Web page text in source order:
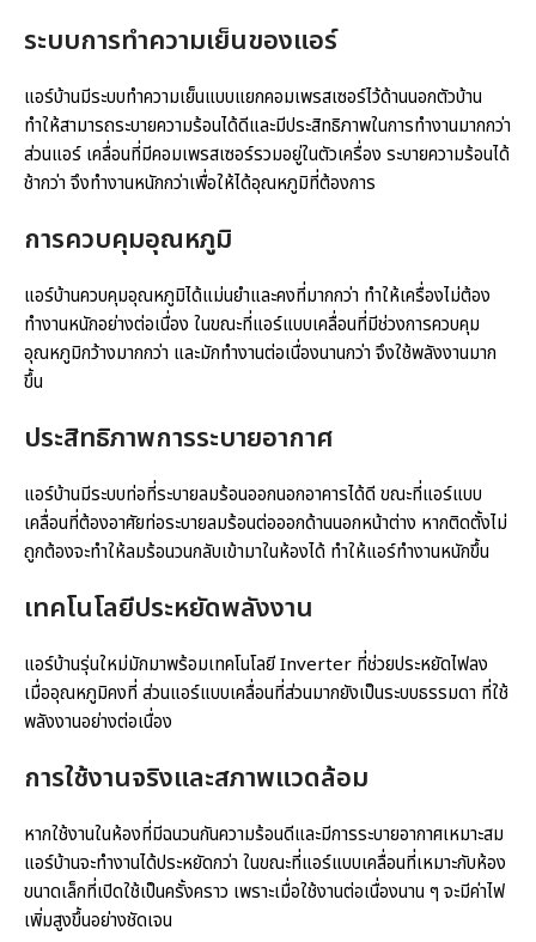
ระบบการทำความเย็นของแอร์
แอร์บ้านมีระบบทำความเย็นแบบแยกคอมเพรสเซอร์ไว้ด้านนอกตัวบ้าน
ทำให้สามารถระบายความร้อนได้ดีและมีประสิทธิภาพในการทำงานมากกว่า
ส่วนแอร์ เคลื่อนที่มีคอมเพรสเซอร์รวมอยู่ในตัวเครื่อง ระบายความร้อนได้
ช้ากว่า จึงทำงานหนักกว่าเพื่อให้ได้อุณหภูมิที่ต้องการ
การควบคุมอุณหภูมิ
แอร์บ้านควบคุมอุณหภูมิได้แม่นยำและคงที่มากกว่า ทำให้เครื่องไม่ต้อง
ทำงานหนักอย่างต่อเนื่อง ในขณะที่แอร์แบบเคลื่อนที่มีช่วงการควบคุม
อุณหภูมิกว้างมากกว่า และมักทำงานต่อเนื่องนานกว่า จึงใช้พลังงานมาก
ขึ้น
ประสิทธิภาพการระบายอากาศ
แอร์บ้านมีระบบท่อที่ระบายลมร้อนออกนอกอาคารได้ดี ขณะที่แอร์แบบ
เคลื่อนที่ต้องอาศัยท่อระบายลมร้อนต่อออกด้านนอกหน้าต่าง หากติดตั้งไม่
ถูกต้องจะทำให้ลมร้อนวนกลับเข้ามาในห้องได้ ทำให้แอร์ทำงานหนักขึ้น
เทคโนโลยีประหยัดพลังงาน
แอร์บ้านรุ่นใหม่มักมาพร้อมเทคโนโลยี Inverter ที่ช่วยประหยัดไฟลง
เมื่ออุณหภูมิคงที่ ส่วนแอร์แบบเคลื่อนที่ส่วนมากยังเป็นระบบธรรมดา ที่ใช้
พลังงานอย่างต่อเนื่อง
การใช้งานจริงและสภาพแวดล้อม
หากใช้งานในห้องที่มีฉนวนกันความร้อนดีและมีการระบายอากาศเหมาะสม
แอร์บ้านจะทำงานได้ประหยัดกว่า ในขณะที่แอร์แบบเคลื่อนที่เหมาะกับห้อง
ขนาดเล็กที่เปิดใช้เป็นครั้งคราว เพราะเมื่อใช้งานต่อเนื่องนาน ๆ จะมีค่าไฟ
เพิ่มสูงขึ้นอย่างชัดเจน